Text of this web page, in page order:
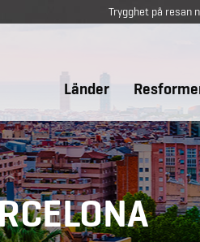
Trygghet på resan
Länder